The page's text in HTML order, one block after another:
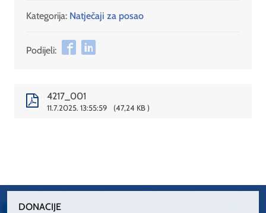
Kategorija: Natječaji za posao
Podijeli:
4217_001
11.7.2025. 13:55:59 47,24 KB
DONACIJE